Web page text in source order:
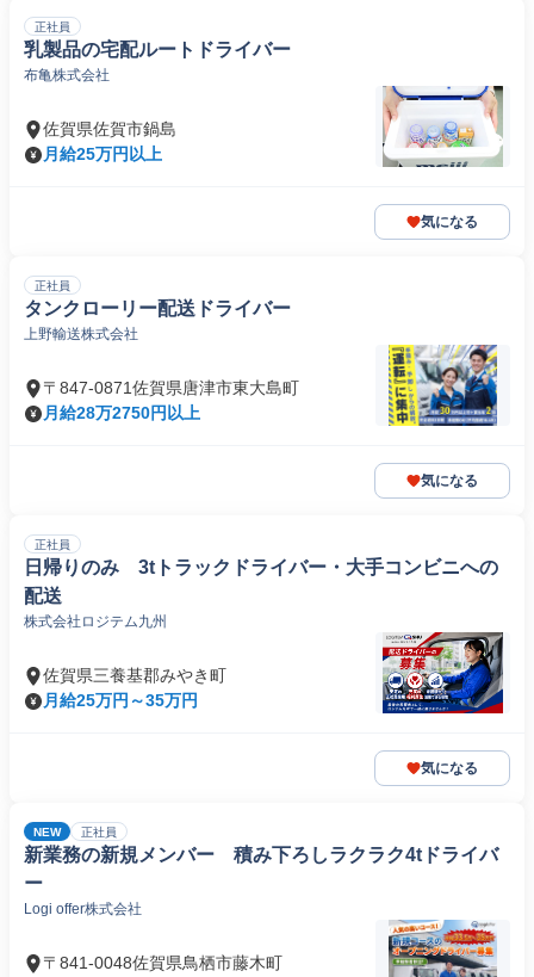
正社員
乳製品の宅配ルートドライバー
布亀株式会社
佐賀県佐賀市鍋島
月給25万円以上
気になる
正社員
タンクローリー配送ドライバー
上野輸送株式会社
〒847-0871佐賀県唐津市東大島町
月給28万2750円以上
気になる
正社員
日帰りのみ 3tトラックドライバー・大手コンビニへの
配送
株式会社ロジテム九州
佐賀県三養基郡みやき町
月給25万円～35万円
気になる
NEW 正社員
新業務の新規メンバー 積み下ろしラクラク4tドライバ
ー
Logi offer株式会社
〒841-0048佐賀県鳥栖市藤木町